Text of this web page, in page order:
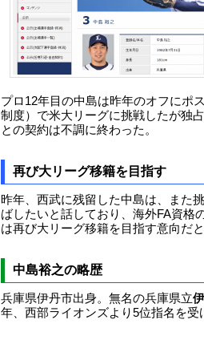
プロ12年目の中島は昨年のオフにポ
制度）で米大リーグに挑戦したが独
との契約は不調に終わった。
再び大リーグ移籍を目指す
昨年、西武に残留した中島は、また
ばしたいと話しており、海外FA資格
は再び大リーグ移籍を目指す意向だと
中島裕之の略歴
兵庫県伊丹市出身。無名の兵庫県立
年、西部ライオンズより5位指名を受